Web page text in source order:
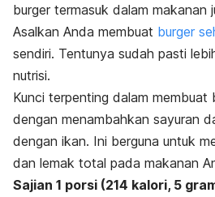
burger termasuk dalam makanan
Asalkan Anda membuat burger
sendiri. Tentunya sudah pasti
nutrisi.
Kunci terpenting dalam membuat
dengan menambahkan sayuran
dengan ikan. Ini berguna untuk
dan lemak total pada makanan
Sajian 1 porsi (214 kalori, 5